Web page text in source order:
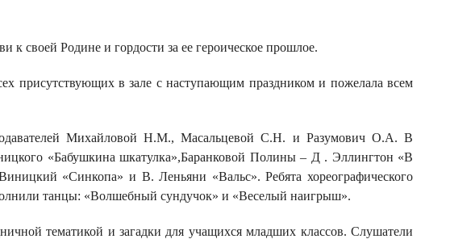
к своей Родине и гордости за ее героическое прошлое.
присутствующих в зале с наступающим праздником и пожелала всем
Михайловой Н.М., Масальцевой С.Н. и Разумович О.А. В
«Бабушкина шкатулка»,Баранковой Полины – Д . Эллингтон «В
«Синкопа» и В. Леньяни «Вальс».Ребята хореографического
танцы: «Волшебный сундучок» и «Веселый наигрыш».
тематикой и загадки для учащихся младших классов. Слушатели